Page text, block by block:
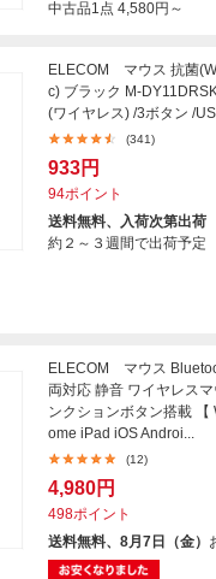
中古品1点 4,580円～
ELECOM マウス 抗菌
c) ブラック M-
(ワイヤレス) /3ボタン /
(341)
933円
94ポイント
送料無料、入荷次第出荷
約２～３週間で出荷予定
ELECOM マウス
両対応 静音 ワイヤレス
ンクションボタン搭載
ome iPad iOS Androi...
(12)
4,980円
498ポイント
送料無料、8月7日（金）